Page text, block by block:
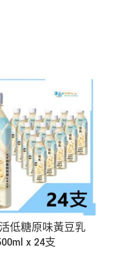
READ MORE
低糖原味黃豆乳
x 24支